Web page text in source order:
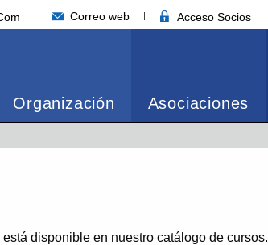
Correo web Acceso Socios
Organización Asociaciones
disponible en nuestro catálogo de cursos.